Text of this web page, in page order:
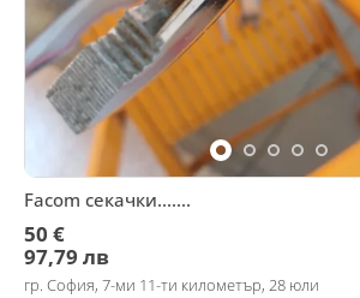
Facom секачки.......
50 €
97,79 лв
гр. София, 7-ми 11-ти километър, 28 юли